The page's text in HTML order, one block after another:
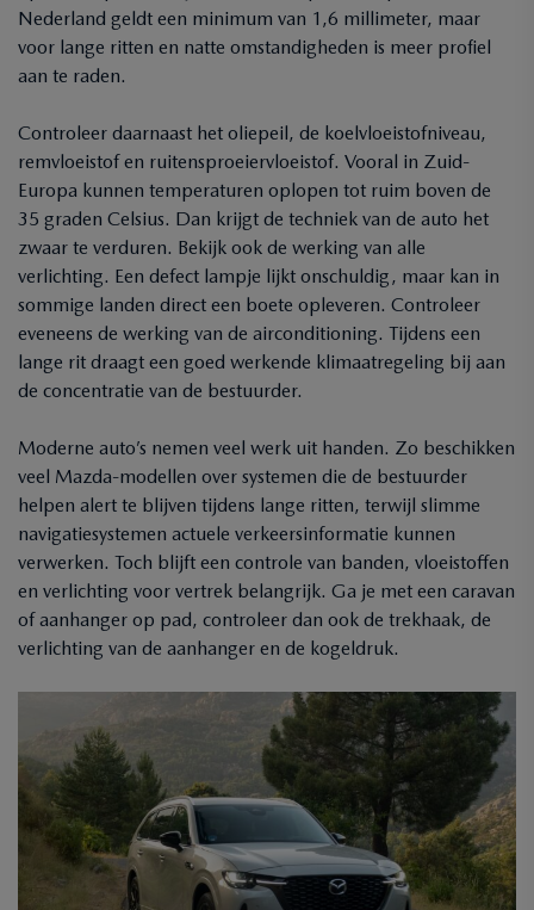
Nederland geldt een minimum van 1,6 millimeter, maar
voor lange ritten en natte omstandigheden is meer profiel
aan te raden.
Controleer daarnaast het oliepeil, de koelvloeistofniveau,
remvloeistof en ruitensproeiervloeistof. Vooral in Zuid-
Europa kunnen temperaturen oplopen tot ruim boven de
35 graden Celsius. Dan krijgt de techniek van de auto het
zwaar te verduren. Bekijk ook de werking van alle
verlichting. Een defect lampje lijkt onschuldig, maar kan in
sommige landen direct een boete opleveren. Controleer
eveneens de werking van de airconditioning. Tijdens een
lange rit draagt een goed werkende klimaatregeling bij aan
de concentratie van de bestuurder.
Moderne auto’s nemen veel werk uit handen. Zo beschikken
veel Mazda-modellen over systemen die de bestuurder
helpen alert te blijven tijdens lange ritten, terwijl slimme
navigatiesystemen actuele verkeersinformatie kunnen
verwerken. Toch blijft een controle van banden, vloeistoffen
en verlichting voor vertrek belangrijk. Ga je met een caravan
of aanhanger op pad, controleer dan ook de trekhaak, de
verlichting van de aanhanger en de kogeldruk.